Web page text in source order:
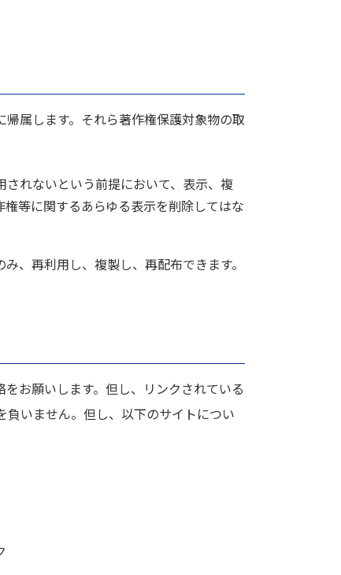
属します。それら著作権保護対象物の取
れないという前提において、表示、複
等に関するあらゆる表示を削除してはな
、再利用し、複製し、再配布できます。
をお願いします。但し、リンクされている
いません。但し、以下のサイトについ